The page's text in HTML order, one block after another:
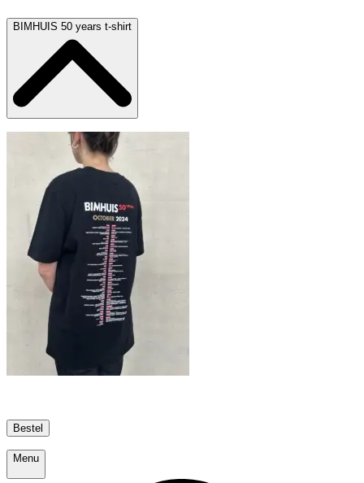
BIMHUIS 50 years t-shirt
Bestel
Menu